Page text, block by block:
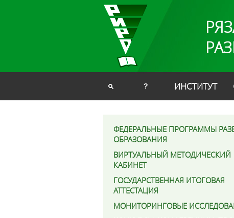
? ИНСТИТУТ
ФЕДЕРАЛЬНЫЕ ПРОГРАММЫ
ОБРАЗОВАНИЯ
ВИРТУАЛЬНЫЙ МЕТОДИЧЕСКИЙ
КАБИНЕТ
ГОСУДАРСТВЕННАЯ ИТОГОВАЯ
АТТЕСТАЦИЯ
МОНИТОРИНГОВЫЕ